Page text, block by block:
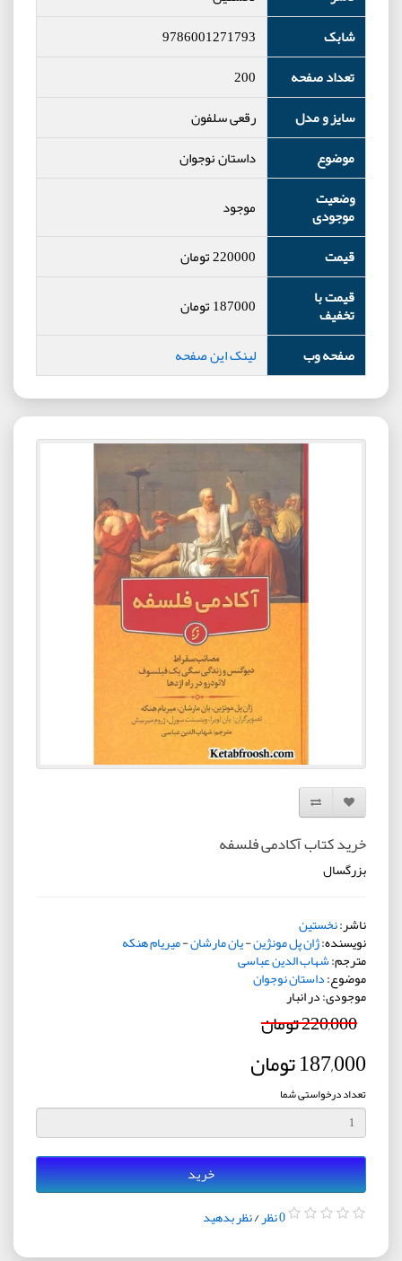
شابک
9786001271793
تعداد صفحه
200
سایز و مدل
رقعی سلفون
موضوع
داستان نوجوان
وضعیت
موجودی
موجود
قیمت
220000تومان
قیمت با
تخفیف 187000تومان
صفحه وب
لینک این صفحه
افزودن به لیست دلخواه
مقایسه این محصول
خرید کتاب آکادمی فلسفه
بزرگسال
ناشر:نخستین
نویسنده:ژان پل مونژین-یان مارشان-میریام هنکه
مترجم:شهاب الدین عباسی
موضوع:داستان نوجوان
موجودی: در انبار
220,000 تومان
187,000 تومان
تعداد درخواستی شما
خرید
0 نظر /نظر بدهید